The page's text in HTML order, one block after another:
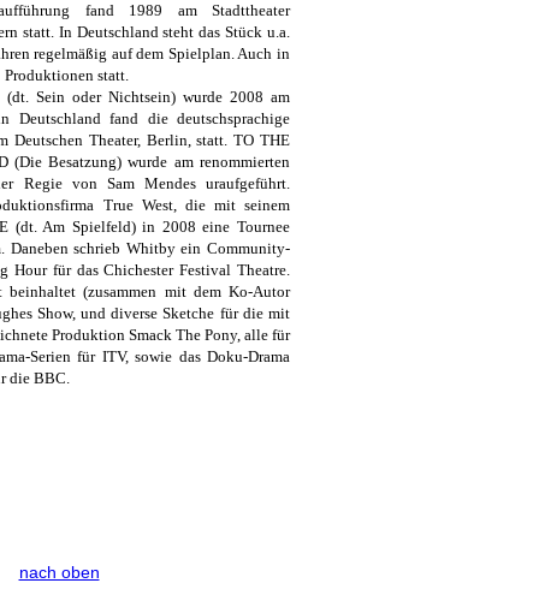
fand 1989 am Stadttheater
statt. In Deutschland steht das Stück u.a.
regelmäßig auf dem Spielplan. Auch in
Produktionen statt.
Sein oder Nichtsein) wurde 2008 am
Deutschland fand die deutschsprachige
Deutschen Theater, Berlin, statt. TO THE
(Die Besatzung) wurde am renommierten
Regie von Sam Mendes uraufgeführt.
True West, die mit seinem
(dt. Am Spielfeld) in 2008 eine Tournee
Daneben schrieb Whitby ein Community-
Hour für das Chichester Festival Theatre.
beinhaltet (zusammen mit dem Ko-Autor
Show, und diverse Sketche für die mit
Produktion Smack The Pony, alle für
Serien für ITV, sowie das Doku-Drama
die BBC.
nach oben